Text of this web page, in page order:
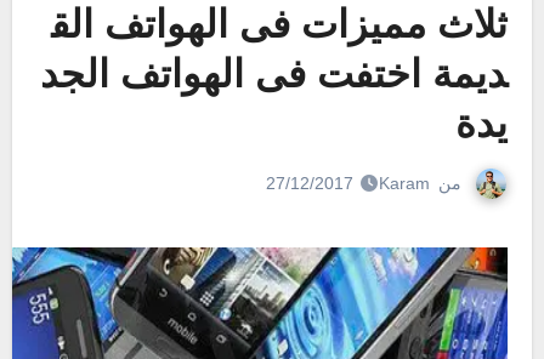
ثلاث مميزات فى الهواتف الق
ديمة اختفت فى الهواتف الجد
يدة
من Karam
27/12/2017